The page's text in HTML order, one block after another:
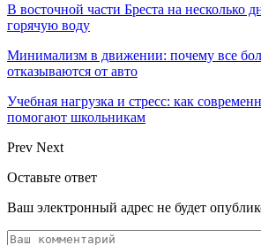
В восточной части Бреста на несколько
горячую воду
Минимализм в движении: почему все
отказываются от авто
Учебная нагрузка и стресс: как
помогают школьникам
Prev Next
Оставьте ответ
Ваш электронный адрес не будет